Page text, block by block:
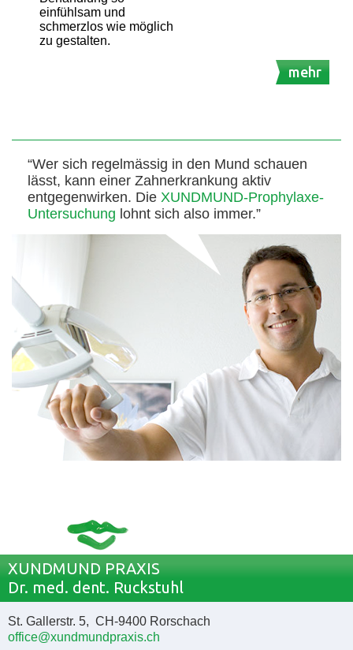
einfühlsam und
schmerzlos wie möglich
zu gestalten.
mehr
“Wer sich regelmässig in den Mund schauen
lässt, kann einer Zahnerkrankung aktiv
entgegenwirken. Die XUNDMUND-Prophylaxe-
Untersuchung lohnt sich also immer.”
XUNDMUND PRAXIS
Dr. med. dent. Ruckstuhl
St. Gallerstr. 5, CH-9400 Rorschach
office@xundmundpraxis.ch